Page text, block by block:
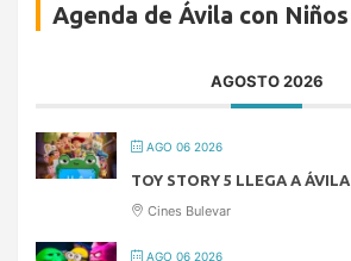
Agenda de Ávila con Niños
AGOSTO 2026
AGO 06 2026
TOY STORY 5 LLEGA A ÁVILA
Cines Bulevar
AGO 06 2026